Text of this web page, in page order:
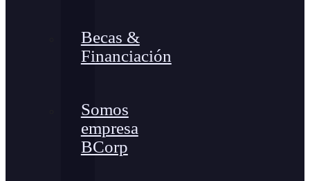
Becas &
Financiación
Somos
empresa
BCorp